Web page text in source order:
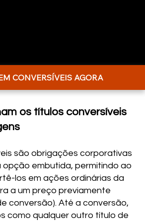
os títulos conversíveis
são obrigações corporativas
opção embutida, permitindo ao
los em ações ordinárias da
a um preço previamente
conversão). Até a conversão,
como qualquer outro título de
CONVERSÍVEIS AGORA